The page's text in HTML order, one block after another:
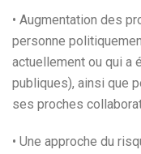
• Augmentation des
personne
actuellement ou qui a
publiques), ainsi que
ses proches
• Une approche du